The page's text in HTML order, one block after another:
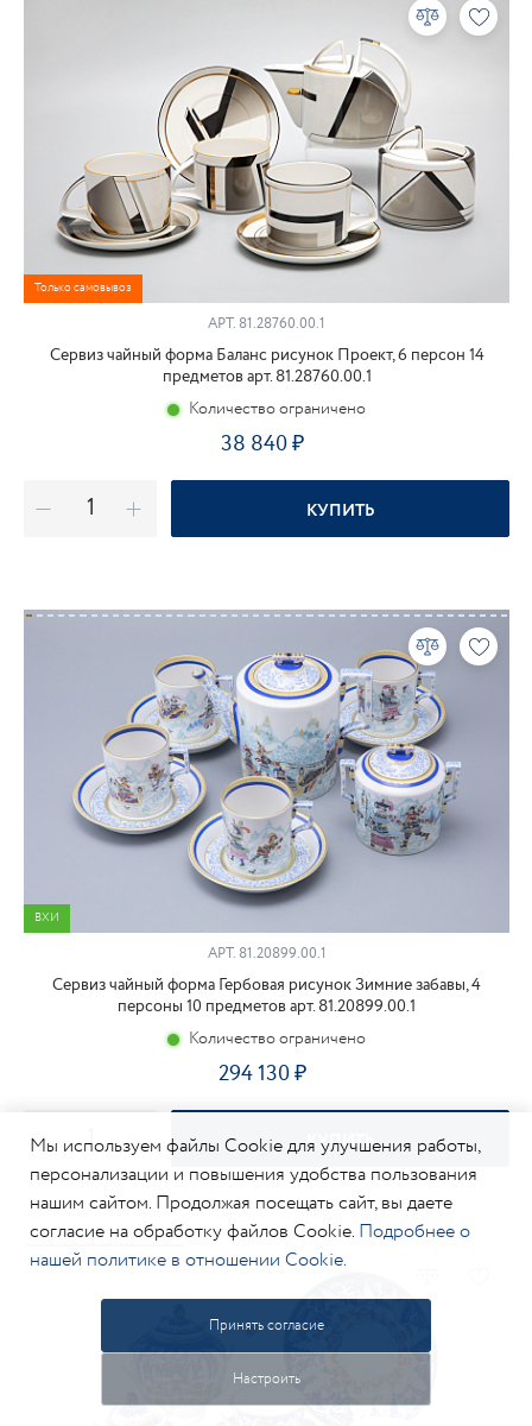
Только самовывоз
АРТ. 81.28760.00.1
Сервиз чайный форма Баланс рисунок Проект, 6 персон 14
предметов арт. 81.28760.00.1
Количество ограничено
38 840
КУПИТЬ
ВХИ
АРТ.81.20899.00.1
Сервиз чайный форма Гербовая рисунок Зимние забавы, 4
персоны 10 предметов арт. 81.20899.00.1
Количество ограничено
294 130
КУПИТЬ
Мы используем файлы Cookie для улучшения работы,
персонализации и повышения удобства пользования
нашим сайтом. Продолжая посещать сайт, вы даете
согласие на обработку файлов Cookie. Подробнее о
нашей политике в отношении Cookie.
Принять согласие
Настроить